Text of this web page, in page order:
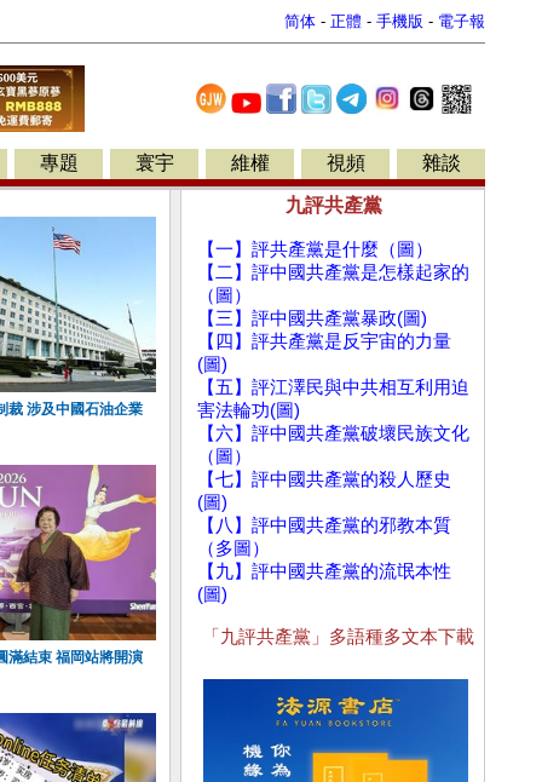
简体 - 正體 - 手機版 - 電子報
專題 寰宇 維權 視頻 雜談
裁 涉及中國石油企業
滿結束 福岡站將開演
九評共產黨
【一】評共產黨是什麼（圖）
【二】評中國共產黨是怎樣起家的
（圖）
【三】評中國共產黨暴政(圖)
【四】評共產黨是反宇宙的力量
(圖)
【五】評江澤民與中共相互利用迫
害法輪功(圖)
【六】評中國共產黨破壞民族文化
（圖）
【七】評中國共產黨的殺人歷史
(圖)
【八】評中國共產黨的邪教本質
（多圖）
【九】評中國共產黨的流氓本性
(圖)
「九評共產黨」多語種多文本下載